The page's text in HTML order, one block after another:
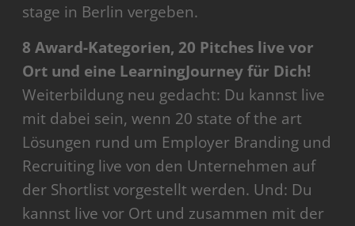
stage in Berlin vergeben.
8 Award-Kategorien, 20 Pitches live vor
Ort und eine LearningJourney für Dich!
Weiterbildung neu gedacht: Du kannst live
mit dabei sein, wenn 20 state of the art
Lösungen rund um Employer Branding und
Recruiting live von den Unternehmen auf
der Shortlist vorgestellt werden. Und: Du
kannst live vor Ort und zusammen mit der